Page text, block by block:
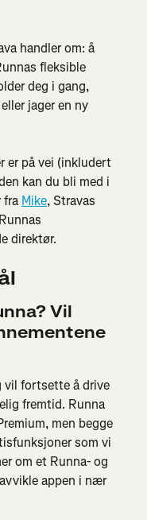
handler om: å
fleksible
deg i gang,
jager en ny
er på vei (inkludert
kan du bli med i
fra Mike, Stravas
direktør.
Vil
vil fortsette å drive
fremtid. Runna
men begge
som vi
om et Runna- og
appen i nær